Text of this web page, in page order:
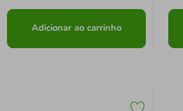
Adicionar ao carrinho